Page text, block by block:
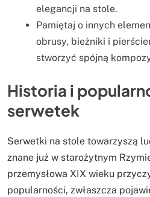
elegancji na stole.
Pamiętaj o innych
obrusy, bieżniki i
stworzyć spójną
Historia i
serwetek
Serwetki na stole towarzyszą
znane już w starożytnym
przemysłowa XIX wieku
popularności, zwłaszcza